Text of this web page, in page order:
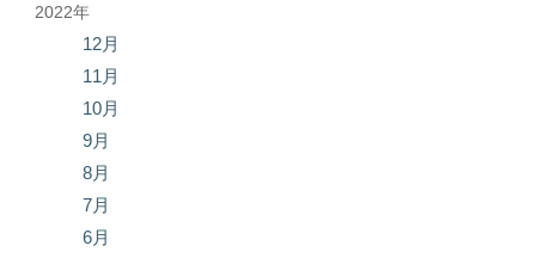
2022年
12月
11月
10月
9月
8月
7月
6月